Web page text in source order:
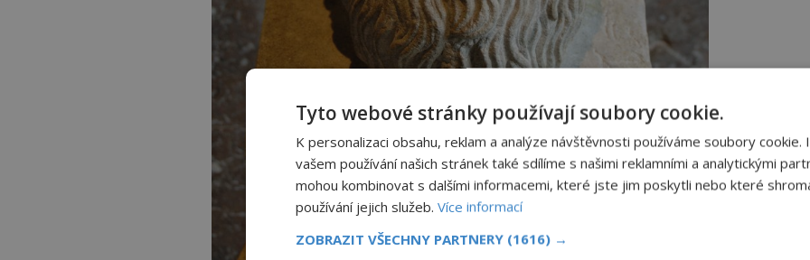
Tyto webové stránky používají soubory cookie.
K personalizaci obsahu, reklam a analýze návštěvnosti používáme soubory cookie.
vašem používání našich stránek také sdílíme s našimi reklamními a analytickými
mohou kombinovat s dalšími informacemi, které jste jim poskytli nebo které
používání jejich služeb. Více informací
ZOBRAZIT VŠECHNY PARTNERY (1616) →